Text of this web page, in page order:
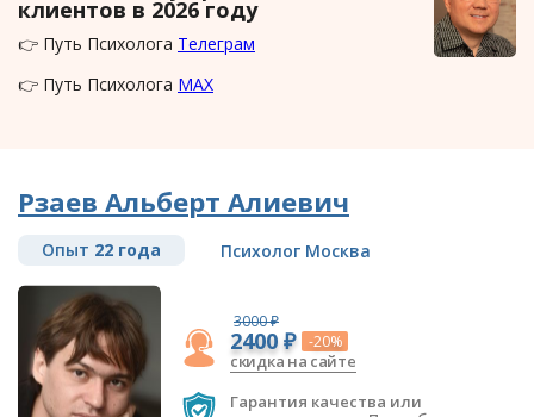
клиентов в 2026 году
👉 Путь Психолога Телеграм
👉 Путь Психолога MAX
Рзаев Альберт Алиевич
Опыт 22 года Психолог Москва
3000 ₽
2400 ₽ -20%
скидка на сайте
Гарантия качества или